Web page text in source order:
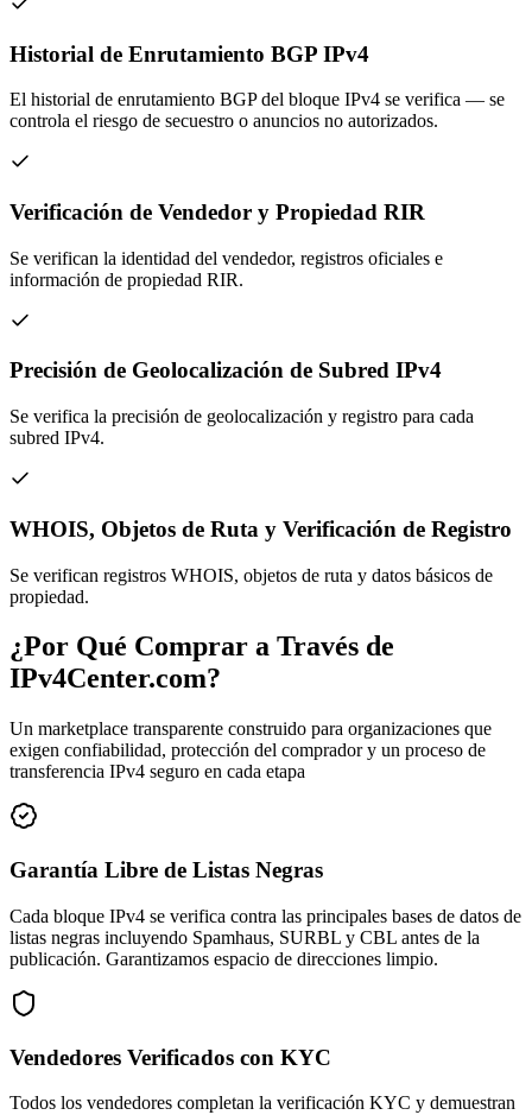
Historial de Enrutamiento BGP IPv4
El historial de enrutamiento BGP del bloque IPv4 se verifica — se
controla el riesgo de secuestro o anuncios no autorizados.
Verificación de Vendedor y Propiedad RIR
Se verifican la identidad del vendedor, registros oficiales e
información de propiedad RIR.
Precisión de Geolocalización de Subred IPv4
Se verifica la precisión de geolocalización y registro para cada
subred IPv4.
WHOIS, Objetos de Ruta y Verificación de Registro
Se verifican registros WHOIS, objetos de ruta y datos básicos de
propiedad.
¿Por Qué Comprar a Través de
IPv4Center.com?
Un marketplace transparente construido para organizaciones que
exigen confiabilidad, protección del comprador y un proceso de
transferencia IPv4 seguro en cada etapa
Garantía Libre de Listas Negras
Cada bloque IPv4 se verifica contra las principales bases de datos de
listas negras incluyendo Spamhaus, SURBL y CBL antes de la
publicación. Garantizamos espacio de direcciones limpio.
Vendedores Verificados con KYC
Todos los vendedores completan la verificación KYC y demuestran